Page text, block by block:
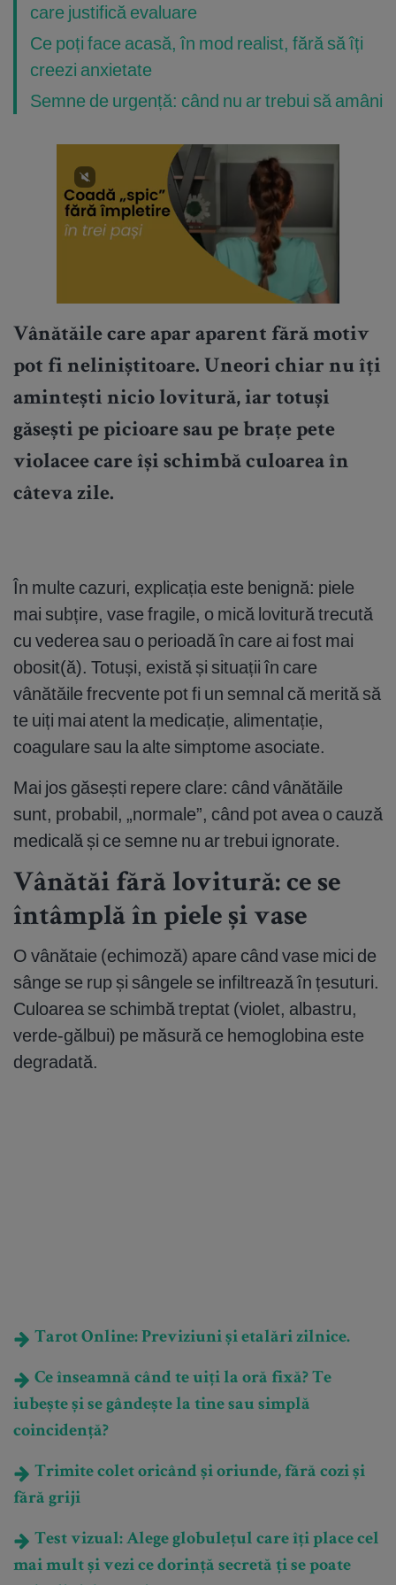
care justifică evaluare
Ce poți face acasă, în mod realist, fără să îți
creezi anxietate
Semne de urgență: când nu ar trebui să amâni
Vânătăile care apar aparent fără motiv
pot fi neliniștitoare. Uneori chiar nu îți
amintești nicio lovitură, iar totuși
găsești pe picioare sau pe brațe pete
violacee care își schimbă culoarea în
câteva zile.
În multe cazuri, explicația este benignă: piele
mai subțire, vase fragile, o mică lovitură trecută
cu vederea sau o perioadă în care ai fost mai
obosit(ă). Totuși, există și situații în care
vânătăile frecvente pot fi un semnal că merită să
te uiți mai atent la medicație, alimentație,
coagulare sau la alte simptome asociate.
Mai jos găsești repere clare: când vânătăile
sunt, probabil, „normale”, când pot avea o cauză
medicală și ce semne nu ar trebui ignorate.
Vânătăi fără lovitură: ce se
întâmplă în piele și vase
O vânătaie (echimoză) apare când vase mici de
sânge se rup și sângele se infiltrează în țesuturi.
Culoarea se schimbă treptat (violet, albastru,
verde-gălbui) pe măsură ce hemoglobina este
degradată.
Tarot Online: Previziuni și etalări zilnice.
Ce înseamnă când te uiți la oră fixă? Te
iubește și se gândește la tine sau simplă
coincidență?
Trimite colet oricând și oriunde, fără cozi și
fără griji
Test vizual: Alege globulețul care îți place cel
mai mult și vezi ce dorință secretă ți se poate